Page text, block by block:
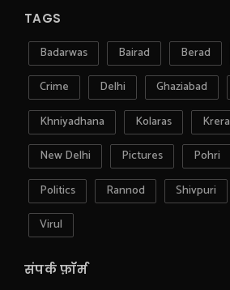
TAGS
Badarwas Bairad Berad
Crime
Delhi Ghaziabad
Khniyadhana
Kolaras Krera
New Delhi
Pictures Pohri
Politics
Rannod Shivpuri
Virul
संपर्क फ़ॉर्म